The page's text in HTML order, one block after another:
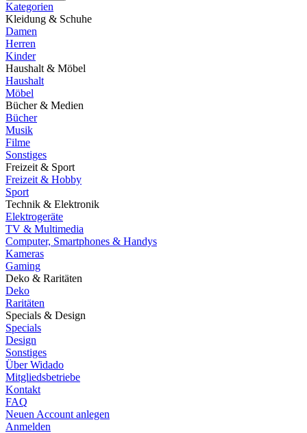
Kategorien
Kleidung & Schuhe
Damen
Herren
Kinder
Haushalt & Möbel
Haushalt
Möbel
Bücher & Medien
Bücher
Musik
Filme
Sonstiges
Freizeit & Sport
Freizeit & Hobby
Sport
Technik & Elektronik
Elektrogeräte
TV & Multimedia
Computer, Smartphones & Handys
Kameras
Gaming
Deko & Raritäten
Deko
Raritäten
Specials & Design
Specials
Design
Sonstiges
Über Widado
Mitgliedsbetriebe
Kontakt
FAQ
Neuen Account anlegen
Anmelden